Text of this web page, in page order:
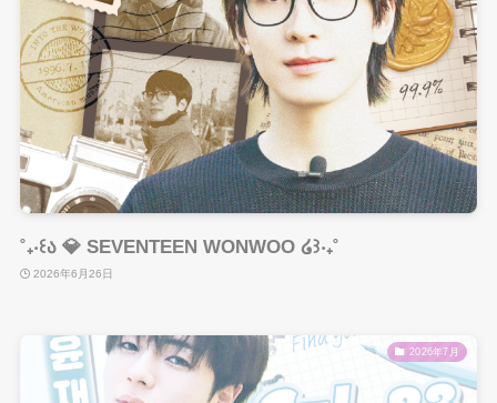
˚₊‧꒰ა 💎 SEVENTEEN WONWOO ໒꒱‧₊˚
2026年6月26日
2026年7月